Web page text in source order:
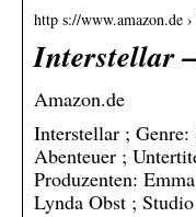
http s://www.amazon.de
Interstellar
Amazon.de
Interstellar ;
Abenteuer ;
Produzenten:
Lynda Obst ;